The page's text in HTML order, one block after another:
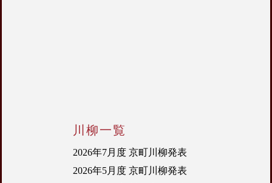
川柳一覧
2026年7月度 京町川柳発表
2026年5月度 京町川柳発表